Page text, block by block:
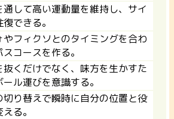
通して高い運動量を維持し、サイ
できる。
やフィクソとのタイミングを合わ
コースを作る。
抜くだけでなく、味方を生かすた
ル運びを意識する。
切り替えで瞬時に自分の位置と役
る。